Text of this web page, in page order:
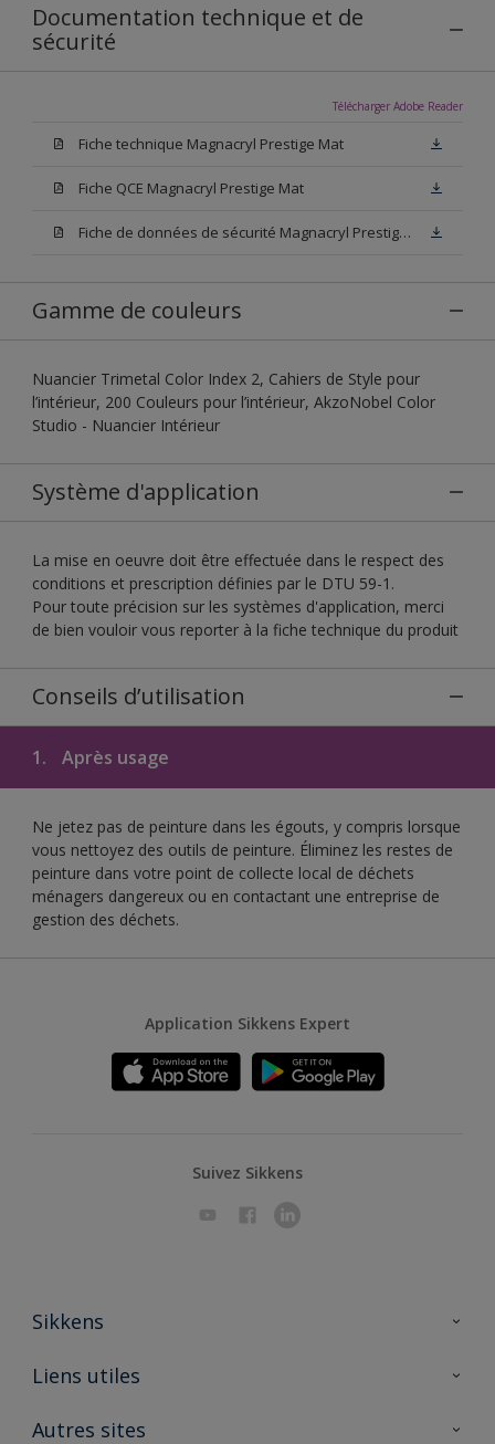
Documentation technique et de
sécurité
Télécharger Adobe Reader
Fiche technique Magnacryl Prestige Mat
Fiche QCE Magnacryl Prestige Mat
Fiche de données de sécurité Magnacryl Prestige Mat
Gamme de couleurs
Nuancier Trimetal Color Index 2, Cahiers de Style pour
l’intérieur, 200 Couleurs pour l’intérieur, AkzoNobel Color
Studio - Nuancier Intérieur
Système d'application
La mise en oeuvre doit être effectuée dans le respect des
conditions et prescription définies par le DTU 59-1.
Pour toute précision sur les systèmes d'application, merci
de bien vouloir vous reporter à la fiche technique du produit
Conseils d’utilisation
1. Après usage
Ne jetez pas de peinture dans les égouts, y compris lorsque
vous nettoyez des outils de peinture. Éliminez les restes de
peinture dans votre point de collecte local de déchets
ménagers dangereux ou en contactant une entreprise de
gestion des déchets.
Application Sikkens Expert
Suivez Sikkens
Sikkens
A propos de Sikkens
Liens utiles
Ouvrir un magasin PASS
Autres sites